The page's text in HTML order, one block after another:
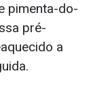
pimenta-do-
pré-
a